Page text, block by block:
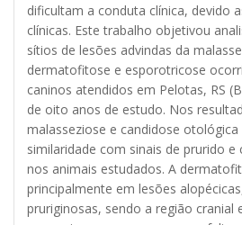
dificultam a conduta clínica, devido
clínicas. Este trabalho objetivou
sítios de lesões advindas da
dermatofitose e esporotricose
caninos atendidos em Pelotas, RS
de oito anos de estudo. Nos
malasseziose e candidose
similaridade com sinais de prurido e
nos animais estudados. A
principalmente em lesões
pruriginosas, sendo a região cranial